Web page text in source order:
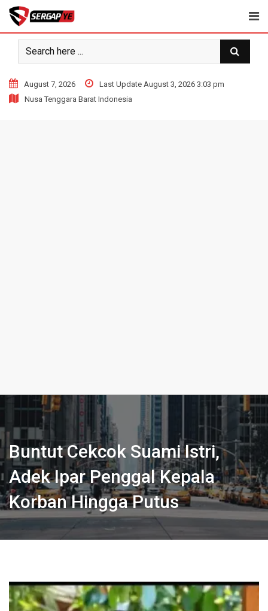
Skip
content
August 7, 2026
Last Update August 3, 2026 3:03 pm
Nusa Tenggara Barat Indonesia
Buntut Cekcok Suami Istri,
Adek Ipar Penggal Kepala
Korban Hingga Putus